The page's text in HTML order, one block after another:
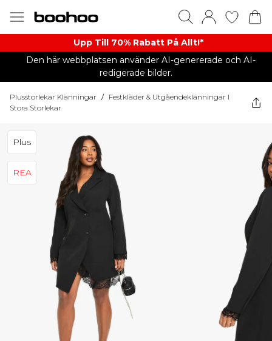
Upp Till 70% Rabatt På Allt!*
Den här webbplatsen använder AI-genererade och AI-
redigerade bilder.
Plusstorlekar Klänningar / Festkläder & Utgåendeklänningar I
Stora Storlekar
Plus
REA